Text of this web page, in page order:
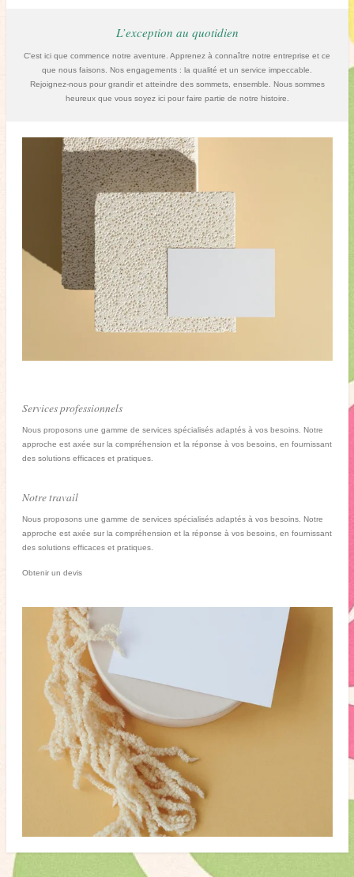
L’exception au quotidien
C'est ici que commence notre aventure. Apprenez à connaître notre entreprise et ce
que nous faisons. Nos engagements : la qualité et un service impeccable.
Rejoignez-nous pour grandir et atteindre des sommets, ensemble. Nous sommes
heureux que vous soyez ici pour faire partie de notre histoire.
Services professionnels
Nous proposons une gamme de services spécialisés adaptés à vos besoins. Notre
approche est axée sur la compréhension et la réponse à vos besoins, en fournissant
des solutions efficaces et pratiques.
Notre travail
Nous proposons une gamme de services spécialisés adaptés à vos besoins. Notre
approche est axée sur la compréhension et la réponse à vos besoins, en fournissant
des solutions efficaces et pratiques.
Obtenir un devis